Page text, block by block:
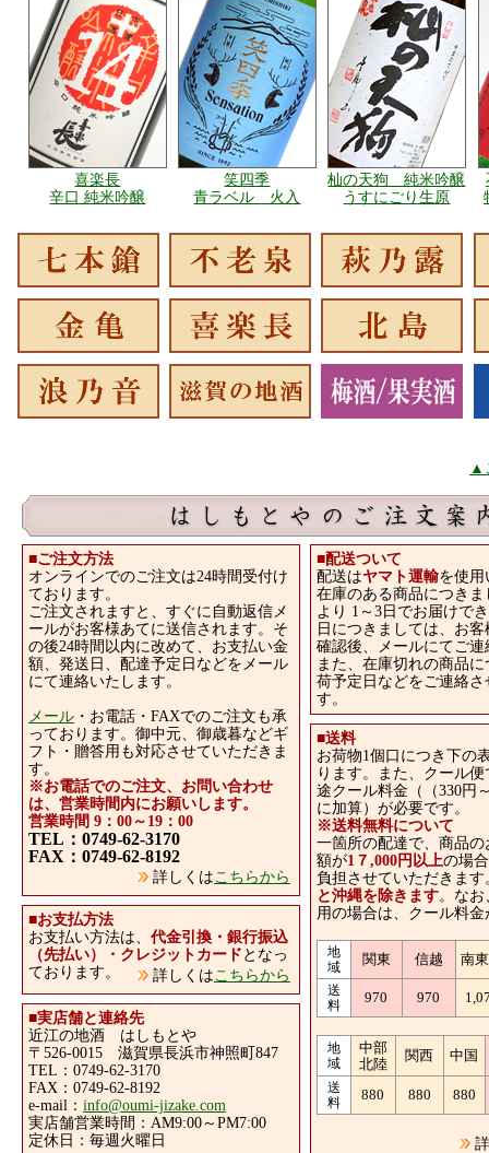
喜楽長
辛口 純米吟醸
笑四季
青ラベル 火入
杣の天狗 純米吟醸
うすにごり生原
▲
■ご注文方法
オンラインでのご注文は24時間受付け
ております。
ご注文されますと、すぐに自動返信メ
ールがお客様あてに送信されます。そ
の後24時間以内に改めて、お支払い金
額、発送日、配達予定日などをメール
にて連絡いたします。
メール ・お電話・FAXでのご注文も承
っております。御中元、御歳暮などギ
フト・贈答用も対応させていただきま
す。
※お電話でのご注文、お問い合わせ
は、営業時間内にお願いします。
営業時間 9：00～19：00
TEL：0749-62-3170
FAX：0749-62-8192
詳しくはこちらから
■お支払方法
お支払い方法は、 代金引換・銀行振込
（先払い）・クレジットカード となっ
ております。
詳しくはこちらから
■実店舗と連絡先
近江の地酒 はしもとや
〒526-0015 滋賀県長浜市神照町847
TEL：0749-62-3170
FAX：0749-62-8192
e-mail： info@oumi-jizake.com
実店舗営業時間：AM9:00～PM7:00
定休日：毎週火曜日
■配送ついて
配送はヤマト運輸を使用
在庫のある商品につき
より 1～3日でお届けで
日につきましては、お
確認後、メールにてご
また、在庫切れの商品
荷予定日などをご連絡
す。
■送料
お荷物1個口につき下の
ります。また、クール
途クール料金（（330円
に加算）が必要です。
※送料無料について
一箇所の配達で、商品
額が1７,000円以上の場
負担させていただきま
と沖縄を除きます。なお
用の場合は、クール料
地
域
関東 信越 南
送
料
970 970
地
域
中部
北陸
関西 中国
送
料
880 880 880